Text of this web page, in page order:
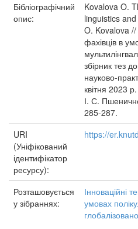
Бібліографічний
опис:
Kovalova O.
linguistics
O. Kovalova //
фахівців в
збірник тез
науково-
квітня 2023
І. С.
285-287.
URI
(Уніфікований
ідентифікатор
ресурсу):
https://
Розташовується
у зібраннях:
Інноваційні
умовах